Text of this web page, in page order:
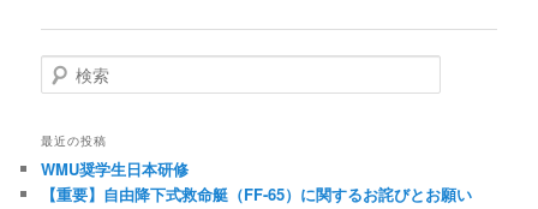
ナ
ビ
ゲ
シ
ョ
ン
検
索
最近の投稿
WMU奨学生日本研修
【重要】自由降下式救命艇（FF-65）に関するお詫びとお願い